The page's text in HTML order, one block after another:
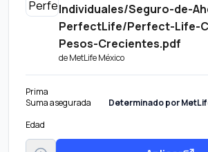
Individuales/Seguro-de-
PerfectLife/Perfect-Life-
Pesos-Crecientes.pdf
deMetLife México
Prima
Suma asegurada
Determinado por
Edad